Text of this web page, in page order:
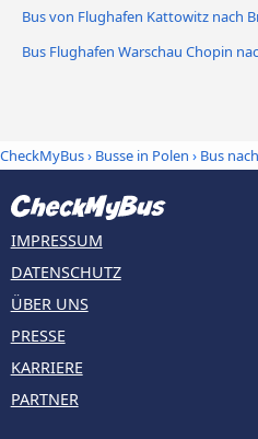
Bus von Flughafen Kattowitz nach
Bus Flughafen Warschau Chopin
CheckMyBus› Busse in Polen › Bus
IMPRESSUM
DATENSCHUTZ
ÜBER UNS
PRESSE
KARRIERE
PARTNER